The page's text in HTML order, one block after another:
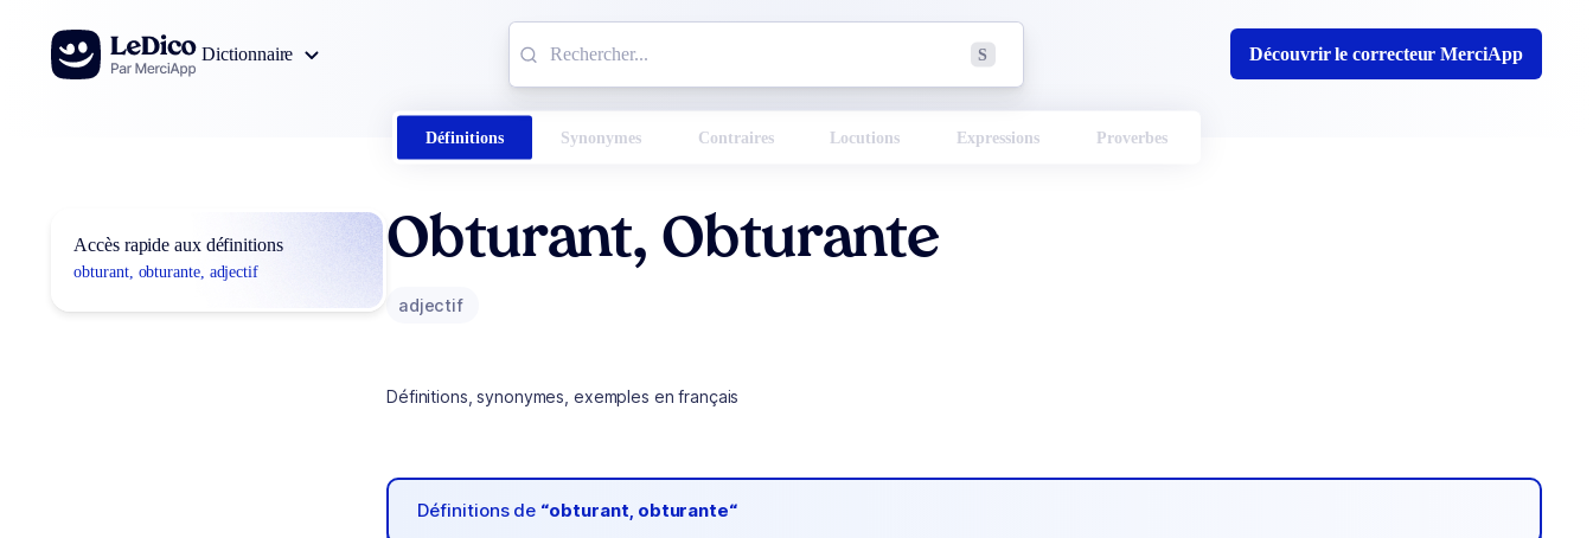
Aller au contenu
Dictionnaire
S Découvrir le correcteur MerciApp
Définitions Synonymes Contraires Locutions Expressions Proverbes
Accès rapide aux définitions
obturant, obturante, adjectif
Obturant, Obturante
adjectif
Définitions, synonymes, exemples en français
Définitions de “obturant, obturante“